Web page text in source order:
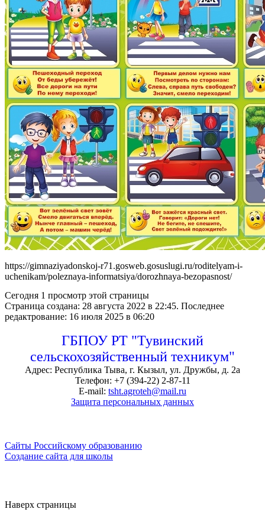
https://gimnaziyadonskoj-r71.gosweb.gosuslugi.ru/roditelyam-i-
uchenikam/poleznaya-informatsiya/dorozhnaya-bezopasnost/
Сегодня 1 просмотр этой страницы
Страница создана: 28 августа 2022 в 22:45. Последнее
редактрование: 16 июля 2025 в 06:20
ГБПОУ РТ "Тувинский
сельскохозяйственный техникум"
Адрес: Республика Тыва, г. Кызыл, ул. Дружбы, д. 2а
Телефон: +7 (394-22) 2-87-11
E-mail: tsht.agroteh@mail.ru
Защита персональных данных
Сайты Российскому образованию
Создание сайта для школы
Наверх страницы